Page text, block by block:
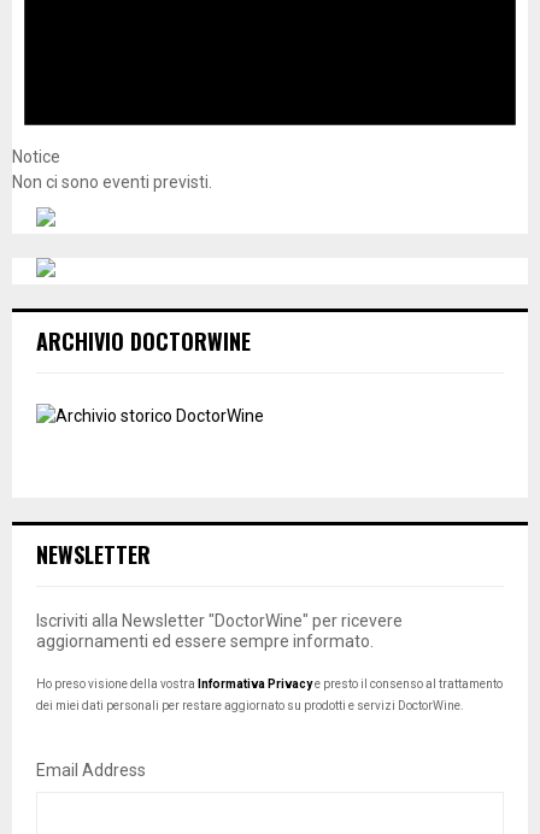
Notice
Non ci sono eventi previsti.
ARCHIVIO DOCTORWINE
NEWSLETTER
Iscriviti alla Newsletter "DoctorWine" per ricevere
aggiornamenti ed essere sempre informato.
Ho preso visione della vostra Informativa Privacye presto il consenso al trattamento
dei miei dati personali per restare aggiornato su prodotti e servizi DoctorWine.
Email Address